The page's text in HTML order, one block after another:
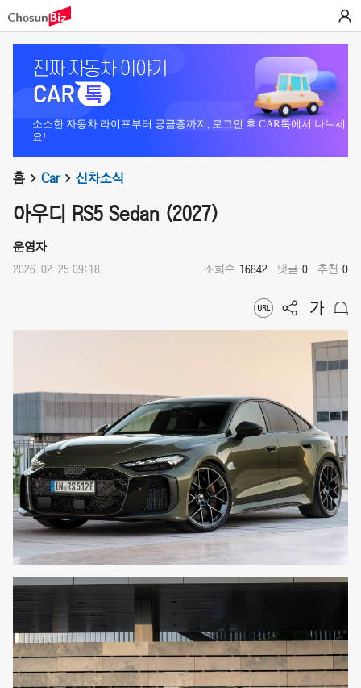
소소한 자동차 라이프부터 궁금증까지, 로그인 후 CAR톡에서 나누세
요!
홈 Car 신차소식
아우디 RS5 Sedan (2027)
운영자
2026-02-25 09:18 조회수 16842 댓글 0 추천 0